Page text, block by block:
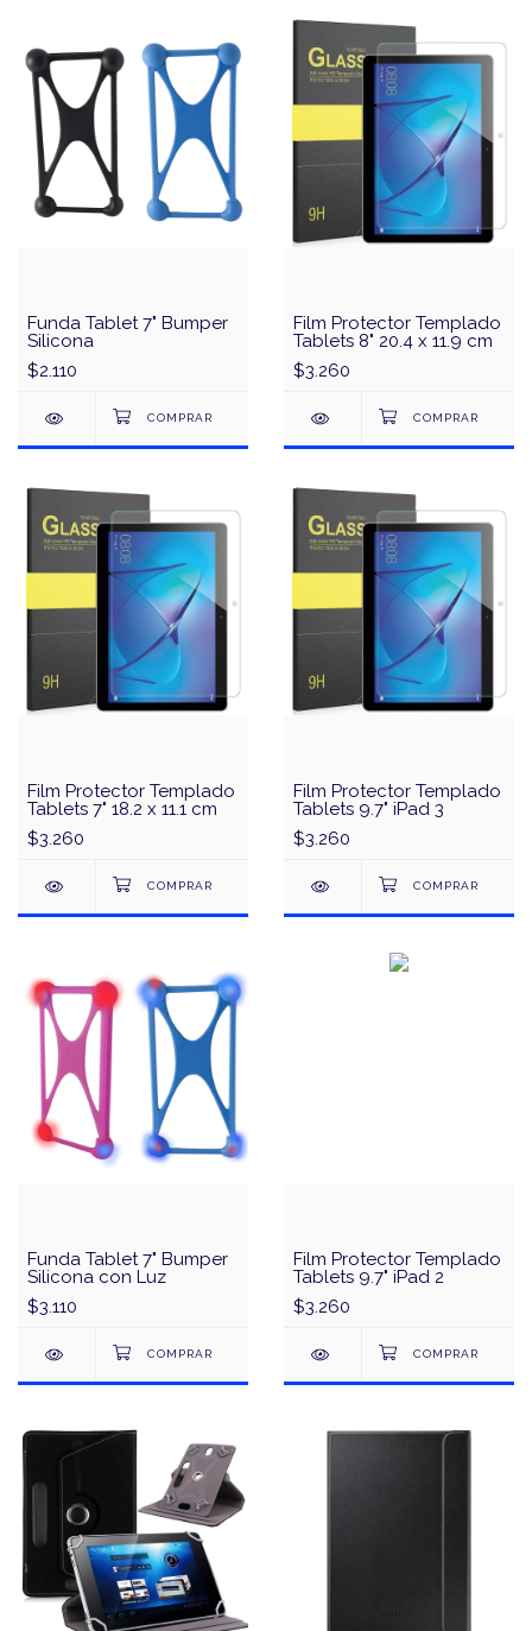
Funda Tablet 7" Bumper
Silicona
$2.110
Film Protector Templado
Tablets 8" 20.4 x 11.9 cm
$3.260
Film Protector Templado
Tablets 7" 18.2 x 11.1 cm
$3.260
Film Protector Templado
Tablets 9.7" iPad 3
$3.260
Funda Tablet 7" Bumper
Silicona con Luz
$3.110
Film Protector Templado
Tablets 9.7" iPad 2
$3.260